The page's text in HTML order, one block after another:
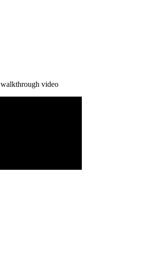
walkthrough video